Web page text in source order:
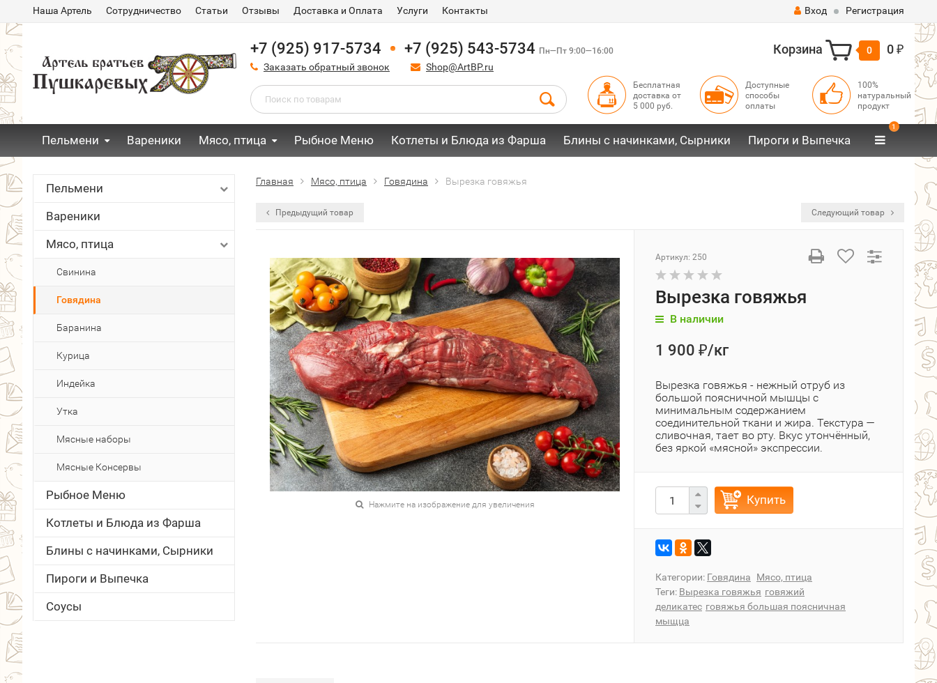
Наша Артель Сотрудничество Статьи Отзывы Доставка и Оплата Услуги Контакты Вход Регистрация
+7 (925) 917-5734 +7 (925) 543-5734 Пн—Пт 9:00—16:00
Заказать обратный звонок Shop@ArtBP.ru
Корзина 0 0 ₽
Бесплатная
доставка от
5 000 руб.
Доступные
способы
оплаты
100%
натуральный
продукт
Пельмени Вареники Мясо, птица Рыбное Меню Котлеты и Блюда из Фарша Блины с начинками, Сырники Пироги и Выпечка
1
Пельмени
Вареники
Мясо, птица
Свинина
Говядина
Баранина
Курица
Индейка
Утка
Мясные наборы
Мясные Консервы
Рыбное Меню
Котлеты и Блюда из Фарша
Блины с начинками, Сырники
Пироги и Выпечка
Соусы
Главная Мясо, птица Говядина Вырезка говяжья
Предыдущий товар Следующий товар
Нажмите на изображение для увеличения
Артикул: 250
Вырезка говяжья
В наличии
1 900 ₽/кг
Вырезка говяжья - нежный отруб из
большой поясничной мышцы с
минимальным содержанием
соединительной ткани и жира. Текстура —
сливочная, тает во рту. Вкус утончённый,
без яркой «мясной» экспрессии.
Купить
Категории: Говядина
Мясо, птица
Теги: Вырезка говяжья говяжий
деликатес говяжья большая поясничная
мыщца